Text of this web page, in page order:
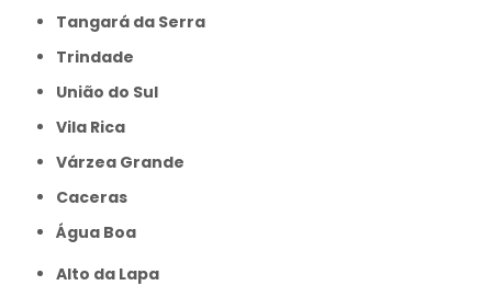
Tangará da Serra
Trindade
União do Sul
Vila Rica
Várzea Grande
caceras
Água Boa
Alto da Lapa